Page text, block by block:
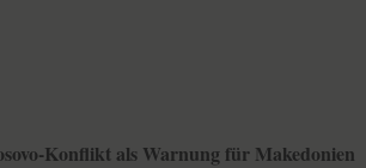
Der Kosovo-Konflikt als Warnung für Makedonien